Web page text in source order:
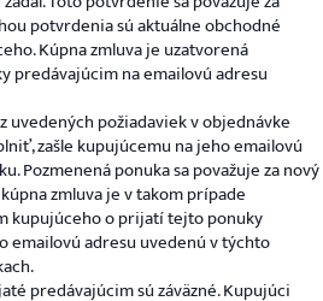
potvrdenia sú aktuálne obchodné
Kúpna zmluva je uzatvorená
predávajúcim na emailovú adresu
uvedených požiadaviek v objednávke
zašle kupujúcemu na jeho emailovú
Pozmenená ponuka sa považuje za nový
zmluva je v takom prípade
kupujúceho o prijatí tejto ponuky
emailovú adresu uvedenú v týchto
predávajúcim sú záväzné. Kupujúci